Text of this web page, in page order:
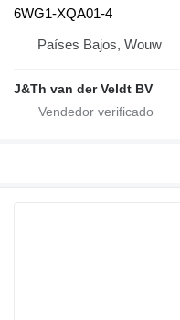
6WG1-XQA01-4
Países Bajos, Wouw
J&Th van der Veldt BV